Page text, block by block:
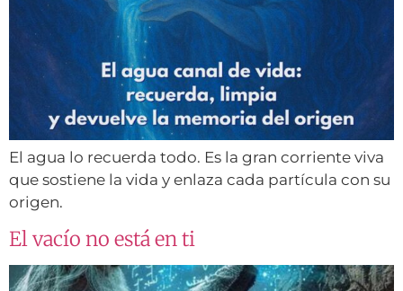
El agua lo recuerda todo. Es la gran corriente viva
que sostiene la vida y enlaza cada partícula con su
origen.
El vacío no está en ti